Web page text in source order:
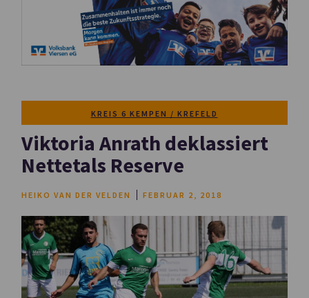
KREIS 6 KEMPEN / KREFELD
Viktoria Anrath deklassiert
Nettetals Reserve
HEIKO VAN DER VELDEN FEBRUAR 2, 2018